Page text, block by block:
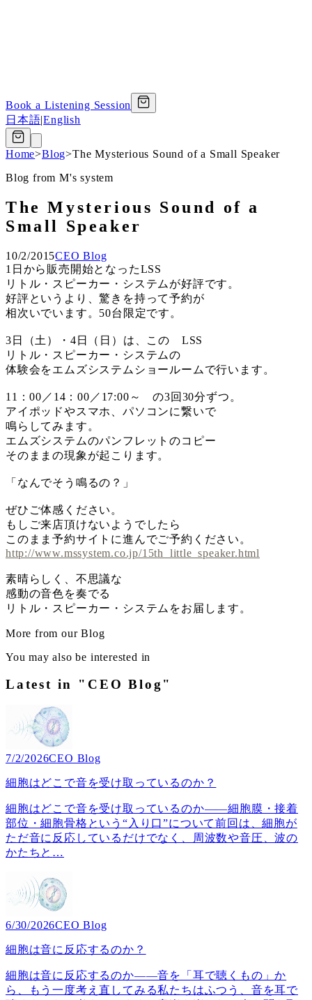
Book a Listening Session
日本語|English
Home>Blog>The Mysterious Sound of a Small Speaker
Blog from M's system
The Mysterious Sound of a
Small Speaker
10/2/2015CEO Blog
1日から販売開始となったLSS
リトル・スピーカー・システムが好評です。
好評というより、驚きを持って予約が
相次いでいます。50台限定です。
3日（土）・4日（日）は、この LSS
リトル・スピーカー・システムの
体験会をエムズシステムショールームで行います。
11：00／14：00／17:00～ の3回30分ずつ。
アイポッドやスマホ、パソコンに繋いで
鳴らしてみます。
エムズシステムのパンフレットのコピー
そのままの現象が起こります。
「なんでそう鳴るの？」
ぜひご体感ください。
もしご来店頂けないようでしたら
このまま予約サイトに進んでご予約ください。
http://www.mssystem.co.jp/15th_little_speaker.html
素晴らしく、不思議な
感動の音色を奏でる
リトル・スピーカー・システムをお届します。
More from our Blog
You may also be interested in
Latest in "CEO Blog"
7/2/2026CEO Blog
細胞はどこで音を受け取っているのか？
細胞はどこで音を受け取っているのか――細胞膜・接着
部位・細胞骨格という“入り口”について前回は、細胞が
ただ音に反応しているだけでなく、周波数や音圧、波の
かたちと …
6/30/2026CEO Blog
細胞は音に反応するのか？
細胞は音に反応するのか――音を「耳で聴くもの」か
ら、もう一度考え直してみる私たちはふつう、音を耳で